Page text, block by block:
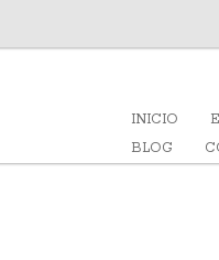
INICIO
BLOG